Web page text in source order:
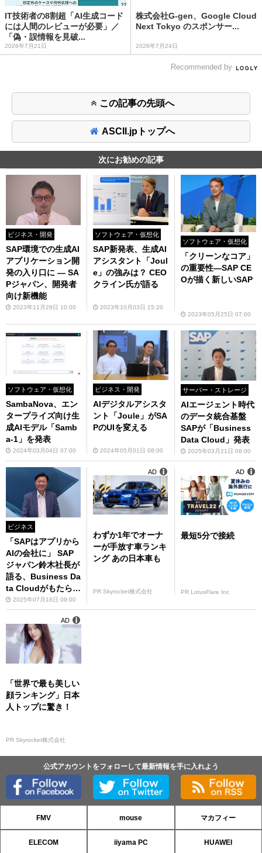
IT技術者の8割超「AI生成コード
には人間のレビューが必要」／
「偽・誤情報を見破...
2026年7月21日
株式会社G-gen、Google Cloud
Next Tokyo のスポンサー...
2026年7月24日
Recommended by
この記事の先頭へ
ASCII.jpトップへ
次にお勧めの記事
ビジネス・開発
SAP環境での生成AI
アプリケーション開
発の入り口に ― SA
Pジャパン、開発者
向け新機能
2023年11月29日 10:00
ソフトウェア・仮想化
SAP新発表、生成AI
アシスタント「Joul
e」の強みは？ CEO
クライン氏が語る
2023年10月03日 15:20
ソフトウェア・仮想化
「クリーンなコア」
の重要性―SAP CE
Oが描く新しいSAP
2023年05月25日 07:00
ソフトウェア・仮想化
SambaNova、エン
タープライズ向け生
成AIモデル「Samb
a-1」を発表
2024年03月04日 07:00
ビジネス・開発
AIデジタルアシスタ
ント「Joule」がSA
PのUIを変える
2024年05月01日 08:00
サーバー・ストレージ
AIエージェント時代
のデータ統合基盤
SAPが「Business
Data Cloud」発表
2025年03月21日 08:00
ビジネス
「SAPはアプリから
AIの会社に」 SAP
ジャパン鈴木社長が
語る、Business Da
ta Cloudがもたらす
変化2025年07月16日 09:00
わずか1年でオーナ
ーが手放す車ランキ
ング あの日本車も
PR Skyrocket株式会社
AD
最短5分で接続
PR LotusFlare Inc
AD
「世界で最も美しい
顔ランキング」日本
人トップに驚き！
PR Skyrocket株式会社
AD
公式アカウントをフォローして最新情報を手に入れよう
FMV mouse マカフィー
ELECOM iiyama PC HUAWEI